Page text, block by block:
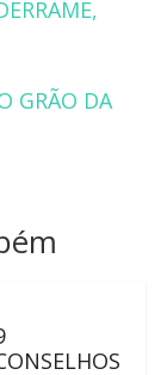
GRÃO DA